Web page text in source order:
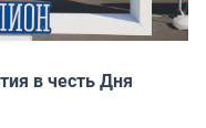
в честь Дня